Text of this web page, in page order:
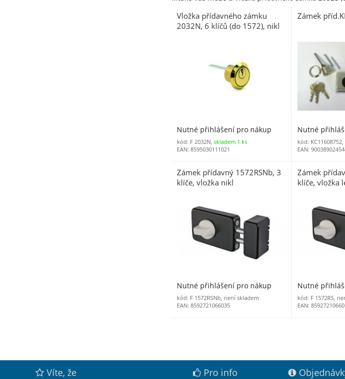
Vložka přídavného zámku
2032N, 6 klíčů (do 1572), nikl
Nutné přihlášení pro nákup
kód: F 2032N,skladem 1 ks
EAN: 8595030111021
Zámek
Nutné
kód: KC11608752,
EAN:
Zámek přídavný 1572RSNb, 3
klíče, vložka nikl
Nutné přihlášení pro nákup
kód: F 1572RSNb, není skladem
EAN: 8592721066035
Zámek
klíče, vložka
Nutné
kód: F 1572RS,
EAN:
Víte, že Pro info